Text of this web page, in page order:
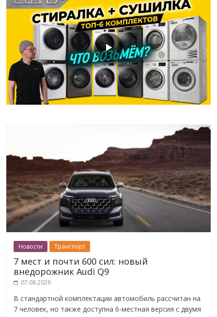
Новости Транспорт
7 мест и почти 600 сил: новый
внедорожник Audi Q9
07.08.2026
В стандартной комплектации автомобиль рассчитан на
7 человек, но также доступна 6-местная версия с двумя